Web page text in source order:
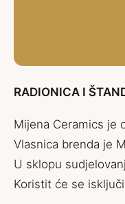
RADIONICA I
Mijena Ceramics je
Vlasnica brenda je
U sklopu
Koristit će se